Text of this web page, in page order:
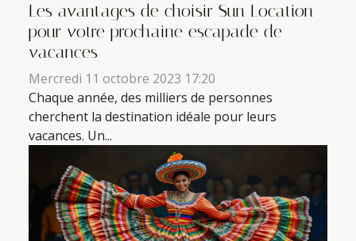
Les avantages de choisir Sun Location
pour votre prochaine escapade de
vacances
Mercredi 11 octobre 2023 17:20
Chaque année, des milliers de personnes
cherchent la destination idéale pour leurs
vacances. Un...